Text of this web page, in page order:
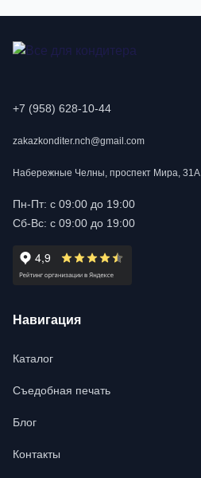
+7 (958) 628-10-44
zakazkonditer.nch@gmail.com
Набережные Челны, проспект Мира, 31А
Пн-Пт: с 09:00 до 19:00
Сб-Вс: с 09:00 до 19:00
Навигация
Каталог
Съедобная печать
Блог
Контакты